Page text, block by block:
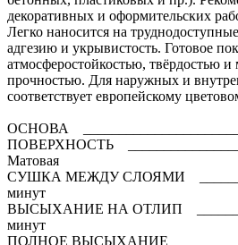
декоративных и оформительских
Легко наносится на
адгезию и укрывистость. Готовое
атмосферостойкостью, твёрдостью и
прочностью. Для наружных и
соответствует европейскому
ОСНОВА
ПОВЕРХНОСТЬ
Матовая
СУШКА МЕЖДУ СЛОЯМИ
минут
ВЫСЫХАНИЕ НА ОТЛИП
минут
ПОЛНОЕ ВЫСЫХАНИЕ